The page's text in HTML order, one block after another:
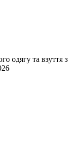
одягу та взуття з